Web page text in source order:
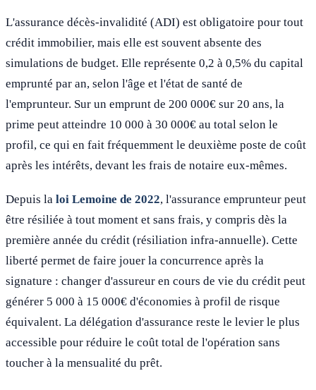
L'assurance décès-invalidité (ADI) est obligatoire pour tout
crédit immobilier, mais elle est souvent absente des
simulations de budget. Elle représente 0,2 à 0,5% du capital
emprunté par an, selon l'âge et l'état de santé de
l'emprunteur. Sur un emprunt de 200 000€ sur 20 ans, la
prime peut atteindre 10 000 à 30 000€ au total selon le
profil, ce qui en fait fréquemment le deuxième poste de coût
après les intérêts, devant les frais de notaire eux-mêmes.
Depuis la loi Lemoine de 2022, l'assurance emprunteur peut
être résiliée à tout moment et sans frais, y compris dès la
première année du crédit (résiliation infra-annuelle). Cette
liberté permet de faire jouer la concurrence après la
signature : changer d'assureur en cours de vie du crédit peut
générer 5 000 à 15 000€ d'économies à profil de risque
équivalent. La délégation d'assurance reste le levier le plus
accessible pour réduire le coût total de l'opération sans
toucher à la mensualité du prêt.